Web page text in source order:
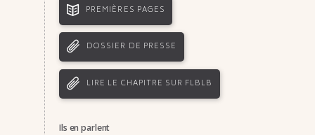
PREMIÈRES PAGES
DOSSIER DE PRESSE
LIRE LE CHAPITRE SUR FLBLB
Ils en parlent